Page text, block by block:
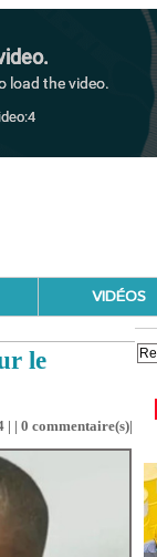
VIDÉOS
le
| | 0 commentaire(s)|